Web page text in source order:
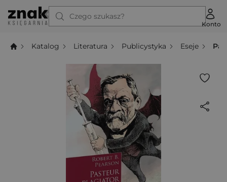
Czego szukasz?
Konto
Katalog Literatura Publicystyka Eseje